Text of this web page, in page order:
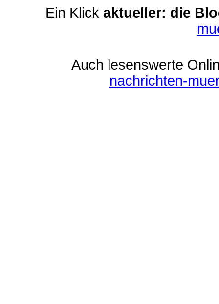
Ein Klick aktueller: die
Auch lesenswerte
nachrichten-